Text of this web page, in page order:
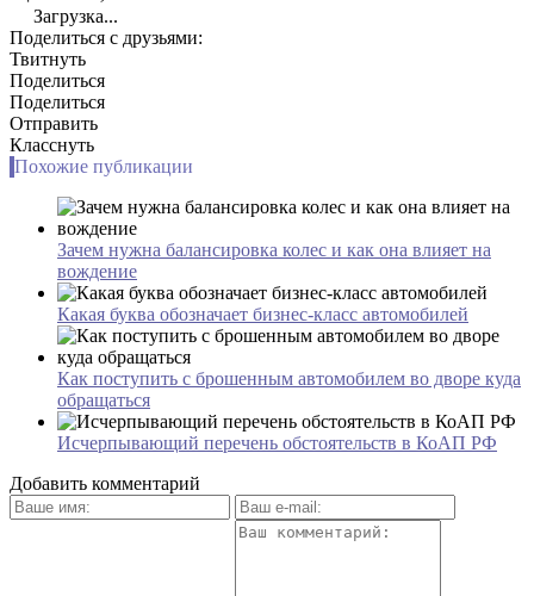
Загрузка...
Поделиться с друзьями:
Твитнуть
Поделиться
Поделиться
Отправить
Класснуть
Похожие публикации
Зачем нужна балансировка колес и как она влияет на
вождение
Какая буква обозначает бизнес-класс автомобилей
Как поступить с брошенным автомобилем во дворе куда
обращаться
Исчерпывающий перечень обстоятельств в КоАП РФ
Добавить комментарий